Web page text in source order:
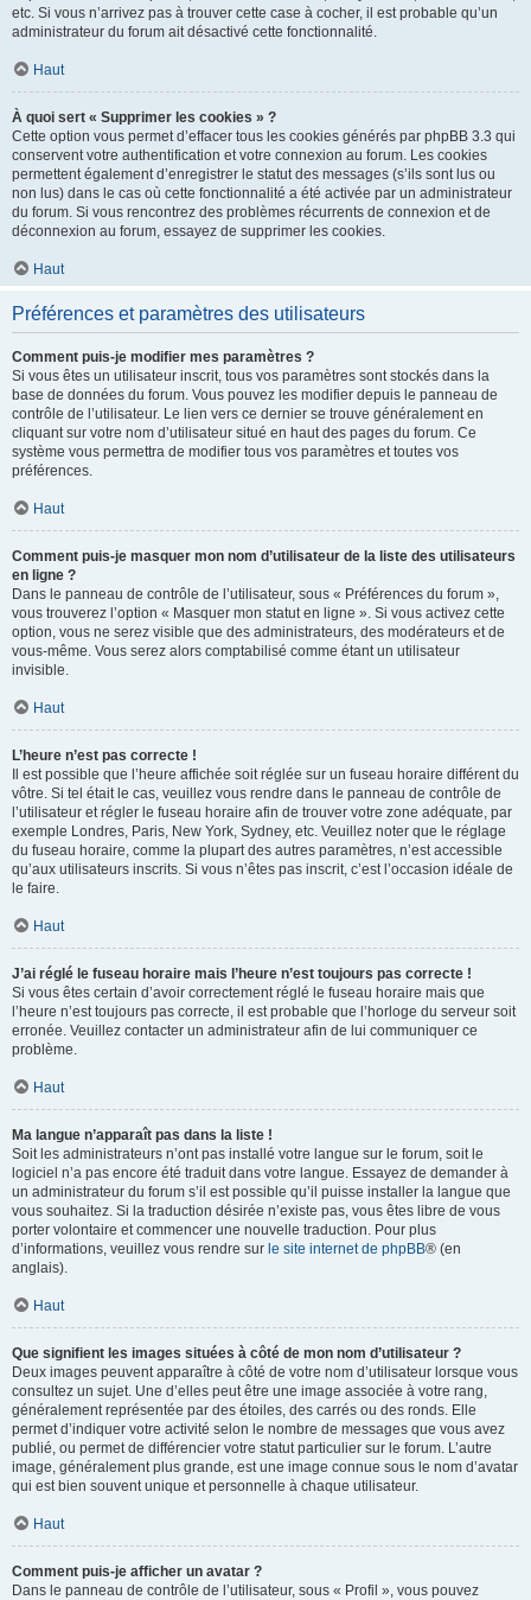
etc. Si vous n’arrivez pas à trouver cette case à cocher, il est probable qu’un
administrateur du forum ait désactivé cette fonctionnalité.
Haut
À quoi sert « Supprimer les cookies » ?
Cette option vous permet d’effacer tous les cookies générés par phpBB 3.3 qui
conservent votre authentification et votre connexion au forum. Les cookies
permettent également d’enregistrer le statut des messages (s’ils sont lus ou
non lus) dans le cas où cette fonctionnalité a été activée par un administrateur
du forum. Si vous rencontrez des problèmes récurrents de connexion et de
déconnexion au forum, essayez de supprimer les cookies.
Haut
Préférences et paramètres des utilisateurs
Comment puis-je modifier mes paramètres ?
Si vous êtes un utilisateur inscrit, tous vos paramètres sont stockés dans la
base de données du forum. Vous pouvez les modifier depuis le panneau de
contrôle de l’utilisateur. Le lien vers ce dernier se trouve généralement en
cliquant sur votre nom d’utilisateur situé en haut des pages du forum. Ce
système vous permettra de modifier tous vos paramètres et toutes vos
préférences.
Haut
Comment puis-je masquer mon nom d’utilisateur de la liste des utilisateurs
en ligne ?
Dans le panneau de contrôle de l’utilisateur, sous « Préférences du forum »,
vous trouverez l’option « Masquer mon statut en ligne ». Si vous activez cette
option, vous ne serez visible que des administrateurs, des modérateurs et de
vous-même. Vous serez alors comptabilisé comme étant un utilisateur
invisible.
Haut
L’heure n’est pas correcte !
Il est possible que l’heure affichée soit réglée sur un fuseau horaire différent du
vôtre. Si tel était le cas, veuillez vous rendre dans le panneau de contrôle de
l’utilisateur et régler le fuseau horaire afin de trouver votre zone adéquate, par
exemple Londres, Paris, New York, Sydney, etc. Veuillez noter que le réglage
du fuseau horaire, comme la plupart des autres paramètres, n’est accessible
qu’aux utilisateurs inscrits. Si vous n’êtes pas inscrit, c’est l’occasion idéale de
le faire.
Haut
J’ai réglé le fuseau horaire mais l’heure n’est toujours pas correcte !
Si vous êtes certain d’avoir correctement réglé le fuseau horaire mais que
l’heure n’est toujours pas correcte, il est probable que l’horloge du serveur soit
erronée. Veuillez contacter un administrateur afin de lui communiquer ce
problème.
Haut
Ma langue n’apparaît pas dans la liste !
Soit les administrateurs n’ont pas installé votre langue sur le forum, soit le
logiciel n’a pas encore été traduit dans votre langue. Essayez de demander à
un administrateur du forum s’il est possible qu’il puisse installer la langue que
vous souhaitez. Si la traduction désirée n’existe pas, vous êtes libre de vous
porter volontaire et commencer une nouvelle traduction. Pour plus
d’informations, veuillez vous rendre sur le site internet de phpBB® (en
anglais).
Haut
Que signifient les images situées à côté de mon nom d’utilisateur ?
Deux images peuvent apparaître à côté de votre nom d’utilisateur lorsque vous
consultez un sujet. Une d’elles peut être une image associée à votre rang,
généralement représentée par des étoiles, des carrés ou des ronds. Elle
permet d’indiquer votre activité selon le nombre de messages que vous avez
publié, ou permet de différencier votre statut particulier sur le forum. L’autre
image, généralement plus grande, est une image connue sous le nom d’avatar
qui est bien souvent unique et personnelle à chaque utilisateur.
Haut
Comment puis-je afficher un avatar ?
Dans le panneau de contrôle de l’utilisateur, sous « Profil », vous pouvez